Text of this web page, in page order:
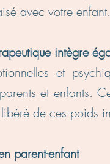
avec votre enfant.
intègre
et
et enfants.
de ces poids
parent-enfant